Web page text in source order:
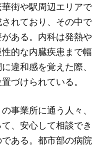
街や駅周辺エリアで
れており、その中で
ある。内科は発熱や
的な内臓疾患まで幅
違和感を覚えた際、
づけられている。
事業所に通う人々、
、安心して相談でき
ある。都市部の病院